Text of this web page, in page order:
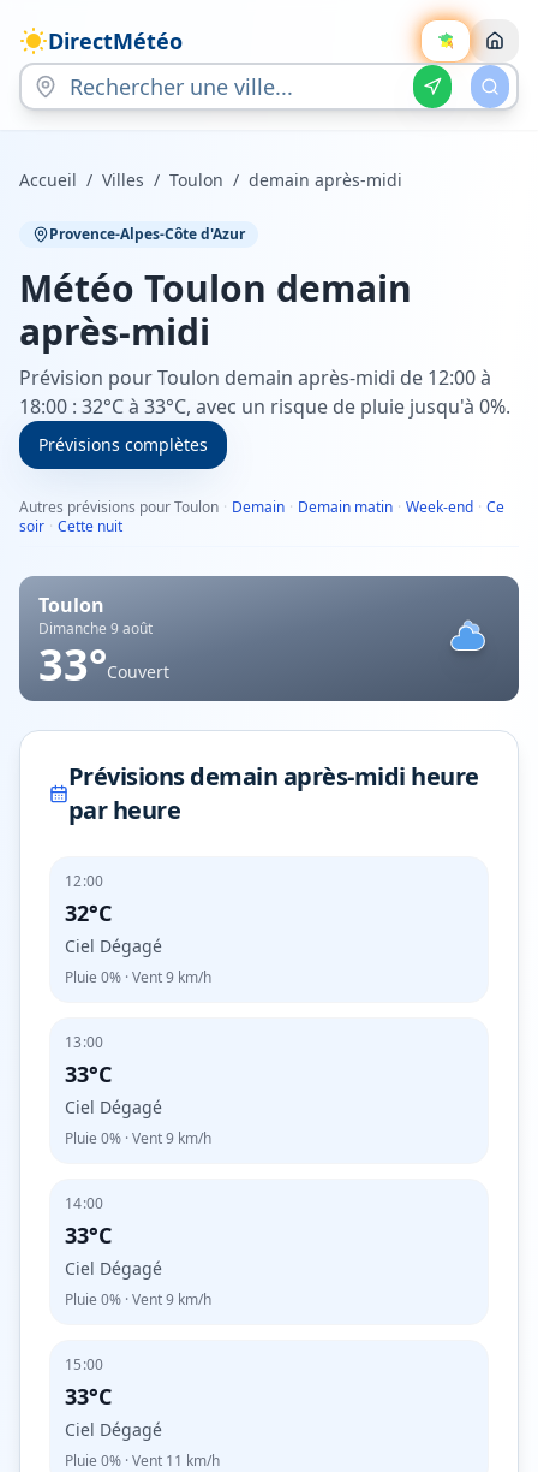
DirectMétéo
Accueil / Villes / Toulon / demain après-midi
Provence-Alpes-Côte d'Azur
Météo Toulon demain
après-midi
Prévision pour Toulon demain après-midi de 12:00 à
18:00 : 32°C à 33°C, avec un risque de pluie jusqu'à 0%.
Prévisions complètes
Autres prévisions pour Toulon · Demain · Demain matin · Week-end · Ce
soir · Cette nuit
Toulon
Dimanche 9 août
33°Couvert
Prévisions demain après-midi heure
par heure
12:00
32°C
Ciel Dégagé
Pluie 0% · Vent9 km/h
13:00
33°C
Ciel Dégagé
Pluie 0% · Vent9 km/h
14:00
33°C
Ciel Dégagé
Pluie 0% · Vent9 km/h
15:00
33°C
Ciel Dégagé
Pluie 0% · Vent 11 km/h